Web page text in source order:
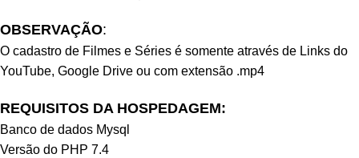
OBSERVAÇÃO:
O cadastro de Filmes e Séries é somente através de Links do
YouTube, Google Drive ou com extensão .mp4
REQUISITOS DA HOSPEDAGEM:
Banco de dados Mysql
Versão do PHP 7.4